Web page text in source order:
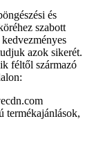
és
szabott
azok sikerét.
féltől származó
termékajánlások,